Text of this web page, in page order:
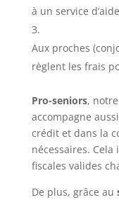
à un service
Aux proches
règlent les frais
Pro-seniors,
accompagne
crédit et dans la
nécessaires.
fiscales valides
De plus, grâce au